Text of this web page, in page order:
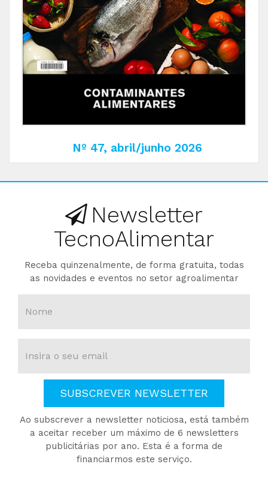
Nº 47, abril/junho 2026
Newsletter
TecnoAlimentar
Receba quinzenalmente, de forma gratuita, todas
as novidades e eventos no setor agroalimentar
SUBSCREVER NEWSLETTER
Ao subscrever a newsletter noticiosa, está também
a aceitar receber um máximo de 6 newsletters
publicitárias por ano. Esta é a forma de
financiarmos este serviço.